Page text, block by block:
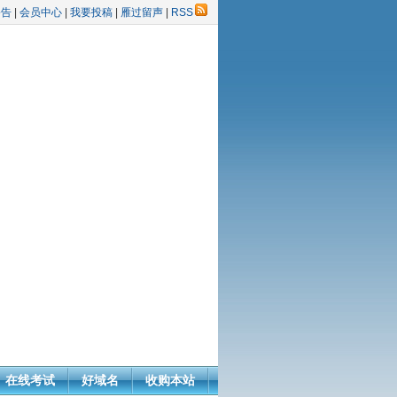
会员中心 我要投稿 雁过留声 RSS
在线考试 好域名 收购本站